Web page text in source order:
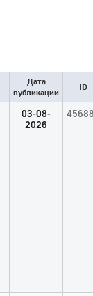
Дата
публикации
ID
03-08-
2026